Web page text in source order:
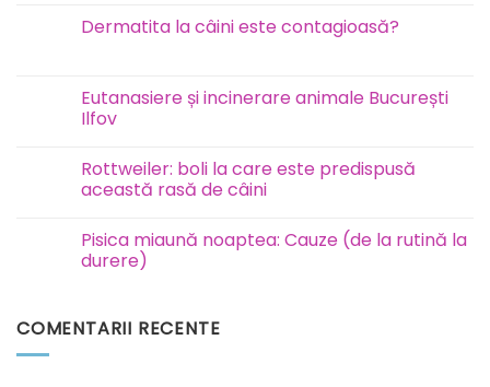
Test
FAVN
pisici
Dermatita la câini este contagioasă?
Dermatita
la
câini
Eutanasiere și incinerare animale București
Ilfov
la
Eutanasiere
și
București
Ilfov
Rottweiler: boli la care este predispusă
această rasă de câini
la
Rottweiler:
boli
predispusă
Pisica miaună noaptea: Cauze (de la rutină la
durere)
Pisica
COMENTARII RECENTE